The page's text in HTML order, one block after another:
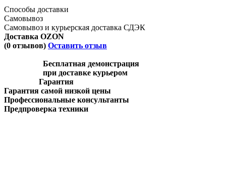
Способы доставки
Самовывоз
Самовывоз и курьерская доставка СДЭК
Доставка OZON
(0 отзывов) Оставить отзыв
Бесплатная демонстрация
при доставке курьером
Гарантия
Гарантия самой низкой цены
Профессиональные консультанты
Предпроверка техники